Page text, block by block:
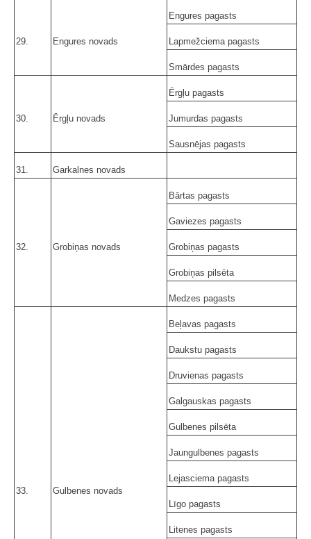
29. Engures novads
Engures pagasts
Lapmežciema pagasts
Smārdes pagasts
30. Ērgļu novads
Ērgļu pagasts
Jumurdas pagasts
Sausnējas pagasts
31. Garkalnes novads
32. Grobiņas novads
Bārtas pagasts
Gaviezes pagasts
Grobiņas pagasts
Grobiņas pilsēta
Medzes pagasts
33. Gulbenes novads
Beļavas pagasts
Daukstu pagasts
Druvienas pagasts
Galgauskas pagasts
Gulbenes pilsēta
Jaungulbenes pagasts
Lejasciema pagasts
Līgo pagasts
Litenes pagasts